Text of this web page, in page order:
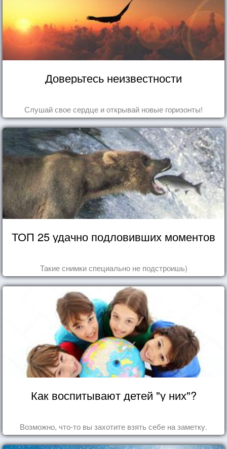
Доверьтесь неизвестности
Слушай свое сердце и открывай новые горизонты!
ТОП 25 удачно подловивших моментов
Такие снимки специально не подстроишь)
Как воспитывают детей "у них"?
Возможно, что-то вы захотите взять себе на заметку.